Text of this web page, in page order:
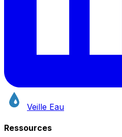
Veille Eau
Ressources